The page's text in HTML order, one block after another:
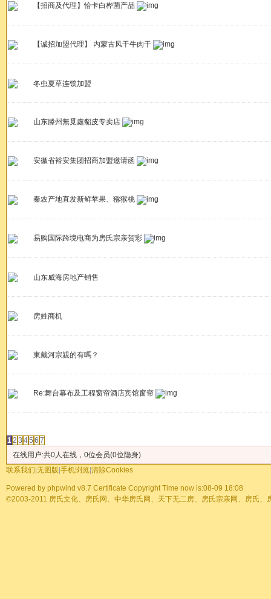
【招商及代理】恰卡白桦菌产品
【诚招加盟代理】 内蒙古风干牛肉干
冬虫夏草连锁加盟
山东滕州無覓處貂皮专卖店
安徽省裕安集团招商加盟邀请函
秦农产地直发新鲜苹果、猕猴桃
易购国际跨境电商为房氏宗亲贺彩
山东威海房地产销售
房姓商机
東戴河宗親的有嗎？
Re:舞台幕布及工程窗帘酒店宾馆窗帘
1 2 3 45 6 7
在线用户:共0人在线，0位会员(0位隐身)
联系我们|无图版|手机浏览|清除Cookies
Powered by phpwind v8.7 Certificate Copyright Time now is:08-09 18:08
©2003-2011 房氏文化、房氏网、中华房氏网、天下无二房、房氏宗亲网、房氏、